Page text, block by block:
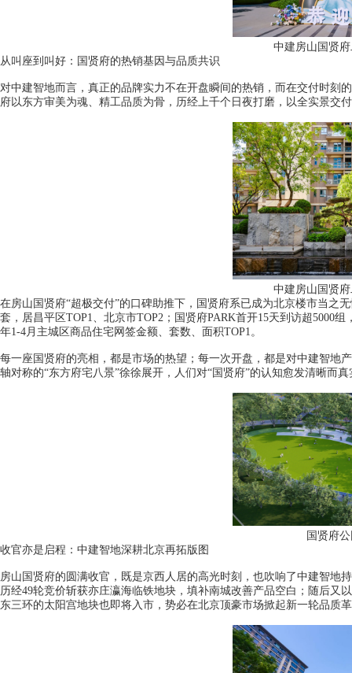
中建房山国贤
从叫座到叫好：国贤府的热销基因与品质共识
对中建智地而言，真正的品牌实力不在开盘瞬间的热销，而在交付时刻
府以东方审美为魂、精工品质为骨，历经上千个日夜打磨，以全实景交
中建房山国贤
在房山国贤府“超极交付”的口碑助推下，国贤府系已成为北京楼市当之
套，居昌平区TOP1、北京市TOP2；国贤府PARK首开15天到访超5000
年1-4月主城区商品住宅网签金额、套数、面积TOP1。
每一座国贤府的亮相，都是市场的热望；每一次开盘，都是对中建智地
轴对称的“东方府宅八景”徐徐展开，人们对“国贤府”的认知愈发清晰而
国贤府
收官亦是启程：中建智地深耕北京再拓版图
房山国贤府的圆满收官，既是京西人居的高光时刻，也吹响了中建智地
历经49轮竞价斩获亦庄瀛海临铁地块，填补南城改善产品空白；随后
东三环的太阳宫地块也即将入市，势必在北京顶豪市场掀起新一轮品质